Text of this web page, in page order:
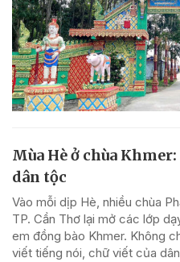
Mùa Hè ở chùa
dân tộc
Vào mỗi dịp Hè, nhiều chùa
TP. Cần Thơ lại mở các lớp
em đồng bào Khmer. Không
viết tiếng nói, chữ viết của